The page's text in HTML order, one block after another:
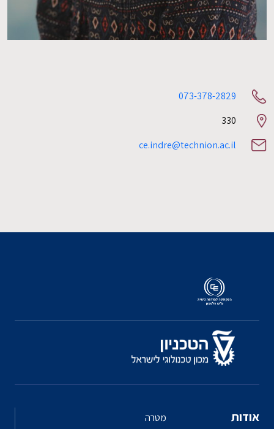
073-378-2829
Room
330
ce.indre@technion.ac.il
אודות
מטרה